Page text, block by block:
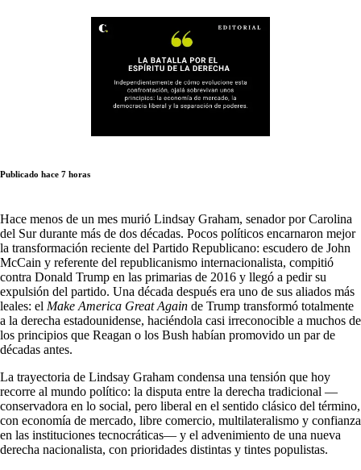
Publicado hace 7 horas
Hace menos de un mes murió Lindsay Graham, senador por Carolina
del Sur durante más de dos décadas. Pocos políticos encarnaron mejor
la transformación reciente del Partido Republicano: escudero de John
McCain y referente del republicanismo internacionalista, compitió
contra Donald Trump en las primarias de 2016 y llegó a pedir su
expulsión del partido. Una década después era uno de sus aliados más
leales: el Make America Great Again de Trump transformó totalmente
a la derecha estadounidense, haciéndola casi irreconocible a muchos de
los principios que Reagan o los Bush habían promovido un par de
décadas antes.
La trayectoria de Lindsay Graham condensa una tensión que hoy
recorre al mundo político: la disputa entre la derecha tradicional —
conservadora en lo social, pero liberal en el sentido clásico del término,
con economía de mercado, libre comercio, multilateralismo y confianza
en las instituciones tecnocráticas— y el advenimiento de una nueva
derecha nacionalista, con prioridades distintas y tintes populistas.